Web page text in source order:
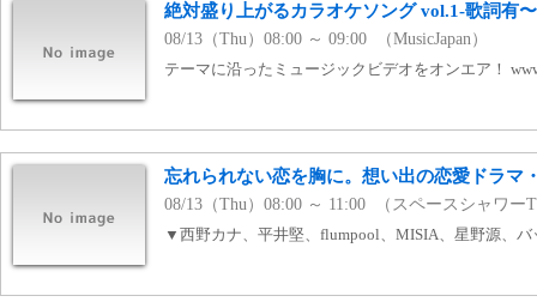
絶対盛り上がるカラオケソング vol.1-歌詞有
08/13（Thu）08:00 ～ 09:00 （MusicJapan）
テーマに沿ったミュージックビデオをオンエア！
忘れられない恋を胸に。想い出の恋愛ドラマ
08/13（Thu）08:00 ～ 11:00 （スペースシャワー
▼西野カナ、平井堅、flumpool、MISIA、星野源、バ